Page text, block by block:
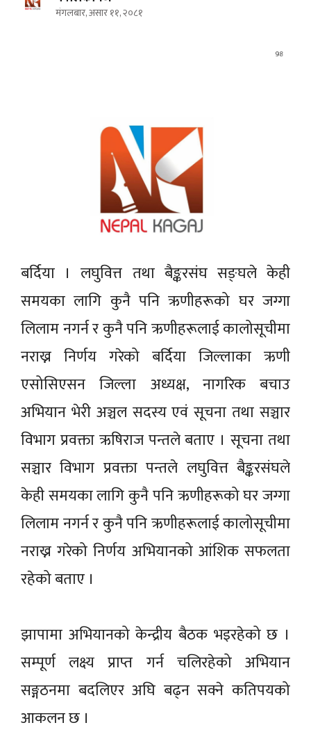
मंगलबार, असार ११, २०८१
98
बर्दिया । लघुवित्त तथा बैङ्करसंघ सङ्घले केही
समयका लागि कुनै पनि ऋणीहरूको घर जग्गा
लिलाम नगर्न र कुनै पनि ऋणीहरूलाई कालोसूचीमा
नराख्न निर्णय गरेको बर्दिया जिल्लाका ऋणी
एसोसिएसन जिल्ला अध्यक्ष, नागरिक बचाउ
अभियान भेरी अञ्चल सदस्य एवं सूचना तथा सञ्चार
विभाग प्रवक्ता ऋषिराज पन्तले बताए । सूचना तथा
सञ्चार विभाग प्रवक्ता पन्तले लघुवित्त बैङ्करसंघले
केही समयका लागि कुनै पनि ऋणीहरूको घर जग्गा
लिलाम नगर्न र कुनै पनि ऋणीहरूलाई कालोसूचीमा
नराख्न गरेको निर्णय अभियानको आंशिक सफलता
रहेको बताए ।
झापामा अभियानको केन्द्रीय बैठक भइरहेको छ ।
सम्पूर्ण लक्ष्य प्राप्त गर्न चलिरहेको अभियान
सङ्गठनमा बदलिएर अघि बढ्न सक्ने कतिपयको
आकलन छ ।